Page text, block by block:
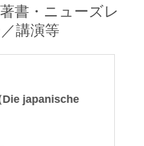
書・ニューズレ
講演等
Die japanische